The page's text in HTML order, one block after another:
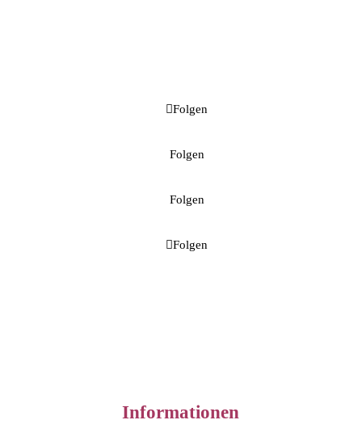
Folgen
Folgen
Folgen
Folgen
Informationen